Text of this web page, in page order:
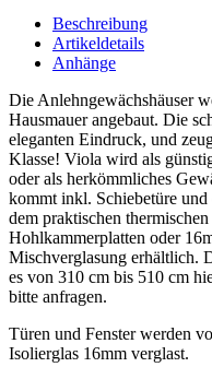
Beschreibung
Artikeldetails
Anhänge
Die Anlehngewächshäuser
Hausmauer angebaut. Die
eleganten Eindruck, und
Klasse! Viola wird als
oder als herkömmliches
kommt inkl. Schiebetüre
dem praktischen
Hohlkammerplatten oder
Mischverglasung erhältlich.
es von 310 cm bis 510 cm
bitte anfragen.
Türen und Fenster werden
Isolierglas 16mm verglast.